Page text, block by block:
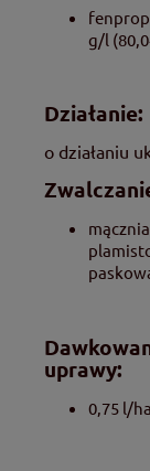
g/l
Działanie:
o działaniu
uprawy:
0,75 l/